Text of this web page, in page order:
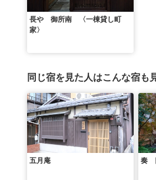
長や 御所南 〈一棟貸し町
家〉
同じ宿を見た人はこんな宿も
五月庵 奏